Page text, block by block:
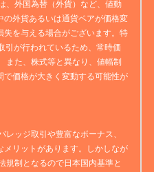
、外国為替（外貨）など、値動
の外貨あるいは通貨ペアが価格変
を与える場合がございます。特
引が行われているため、常時価
また、株式等と異なり、値幅制
で価格が大きく変動する可能性が
ッジ取引や豊富なボーナス、
メリットがあります。しかしなが
規制となるので日本国内基準と